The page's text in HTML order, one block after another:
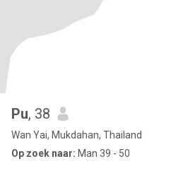
Pu, 38
Wan Yai, Mukdahan, Thailand
Op zoek naar: Man 39 - 50